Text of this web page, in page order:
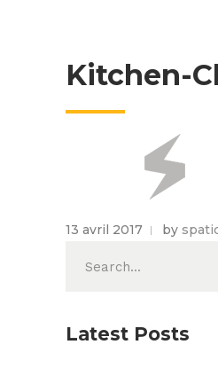
Kitchen-
13 avril 2017 by
for:
Latest Posts